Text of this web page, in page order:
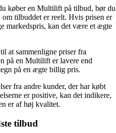
køber en Multilift på tilbud, bør du
tilbuddet er reelt. Hvis prisen er
markedspris, kan det være et ægte
at sammenligne priser fra
på en Multilift er lavere end
på en ægte billig pris.
fra andre kunder, der har købt
er positive, kan det indikere,
er af høj kvalitet.
tilbud